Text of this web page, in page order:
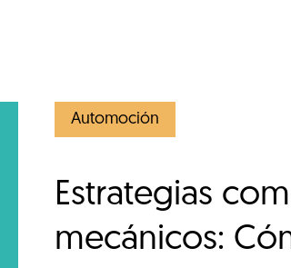
Automoción
Estrategias
mecánicos: